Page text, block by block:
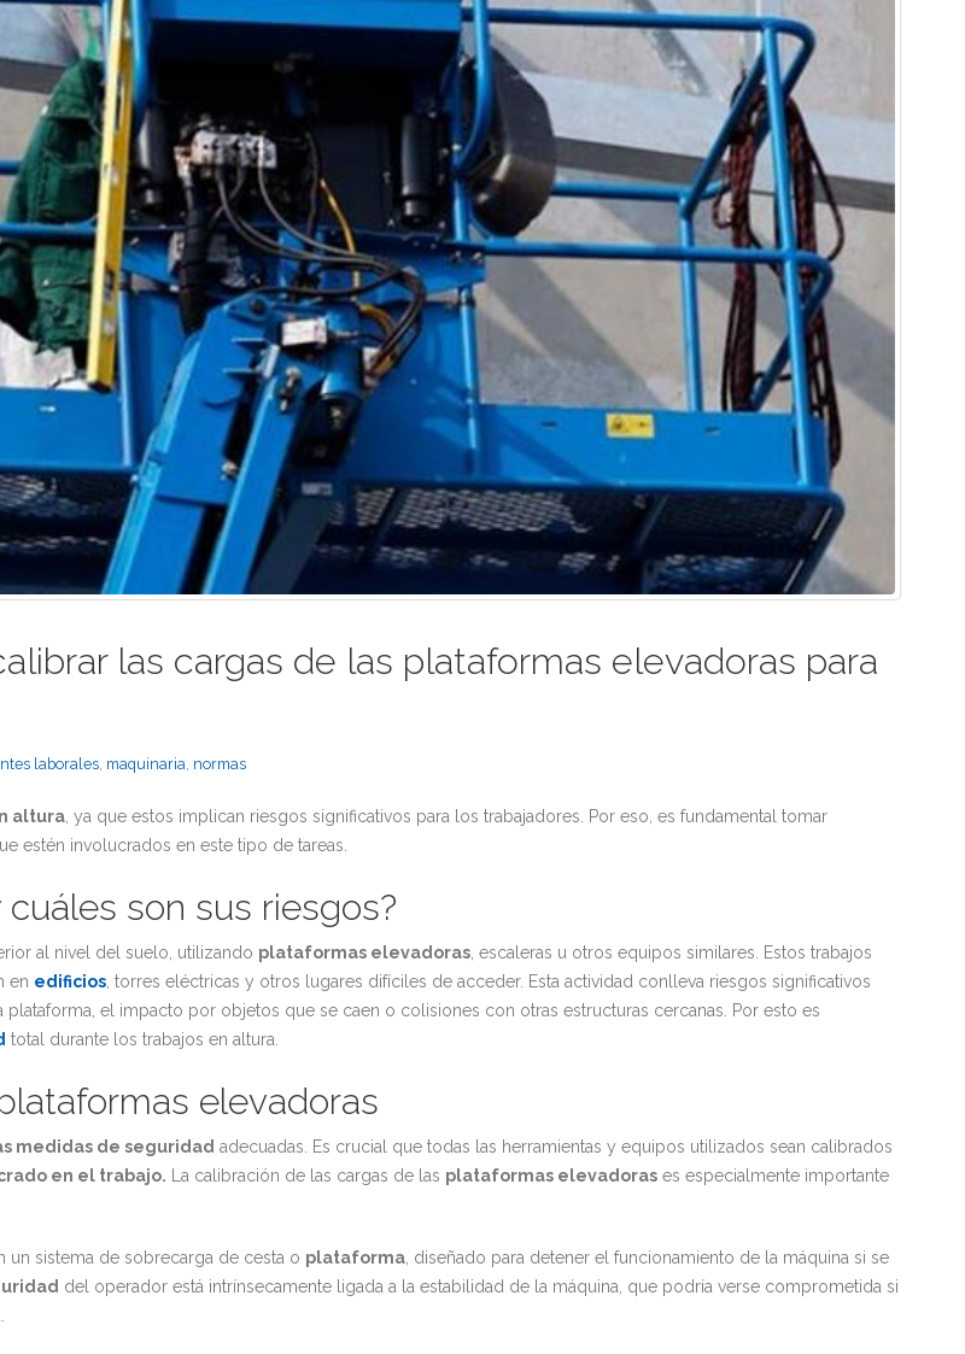
las cargas de las plataformas elevadoras para
laborales, maquinaria, normas
altura , ya que estos implican riesgos significativos para los trabajadores. Por eso, es fundamental tomar
estén involucrados en este tipo de tareas.
son sus riesgos?
al nivel del suelo, utilizando plataformas elevadoras , escaleras u otros equipos similares. Estos trabajos
en edificios , torres eléctricas y otros lugares difíciles de acceder. Esta actividad conlleva riesgos significativos
plataforma, el impacto por objetos que se caen o colisiones con otras estructuras cercanas. Por esto es
total durante los trabajos en altura.
elevadoras
medidas de seguridad adecuadas. Es crucial que todas las herramientas y equipos utilizados sean calibrados
en el trabajo. La calibración de las cargas de las plataformas elevadoras es especialmente importante
un sistema de sobrecarga de cesta o plataforma , diseñado para detener el funcionamiento de la máquina si se
del operador está intrínsecamente ligada a la estabilidad de la máquina, que podría verse comprometida si